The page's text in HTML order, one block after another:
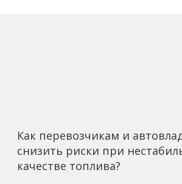
Как перевозчикам и
снизить риски при
качестве топлива?